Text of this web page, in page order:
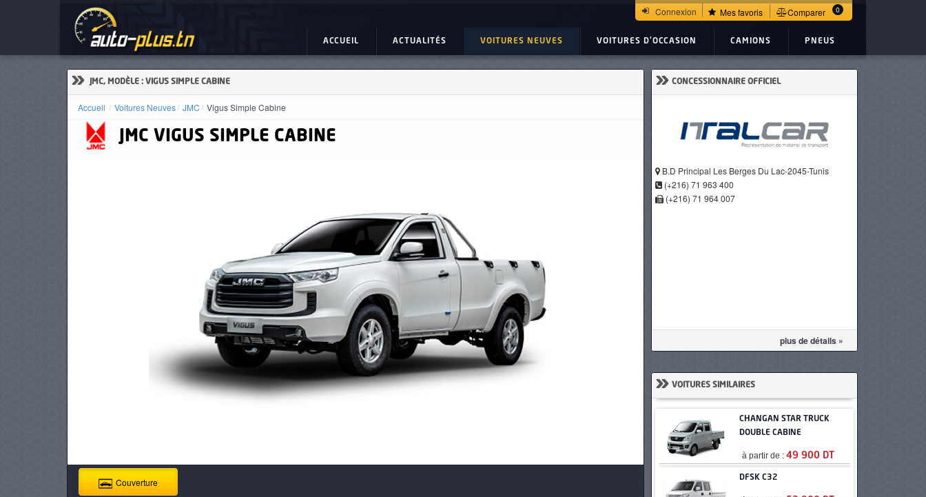
Connexion Mes favoris Comparer 0
ACCUEIL ACTUALITÉS VOITURES NEUVES VOITURES D'OCCASION CAMIONS PNEUS
» JMC, MODÈLE : VIGUS SIMPLE CABINE
Accueil Voitures Neuves JMC Vigus Simple Cabine
JMC VIGUS SIMPLE CABINE
Couverture
» CONCESSIONNAIRE OFFICIEL
B.D Principal Les Berges Du Lac-2045-Tunis
(+216) 71 963 400
(+216) 71 964 007
plus de détails »
» VOITURES SIMILAIRES
CHANGAN STAR TRUCK
DOUBLE CABINE
à partir de :49 900 DT
DFSK C32
ACTUALITÉS